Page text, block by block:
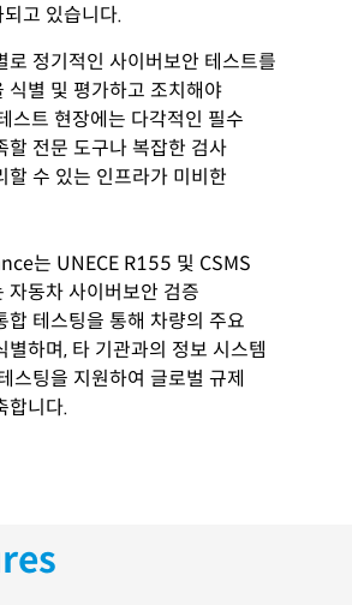
고 있습니다.
로 정기적인 사이버보안 테스트를
식별 및 평가하고 조치해야
스트 현장에는 다각적인 필수
할 전문 도구나 복잡한 검사
할 수 있는 인프라가 미비한
는 UNECE R155 및 CSMS
자동차 사이버보안 검증
합 테스팅을 통해 차량의 주요
별하며, 타 기관과의 정보 시스템
스팅을 지원하여 글로벌 규제
합니다.